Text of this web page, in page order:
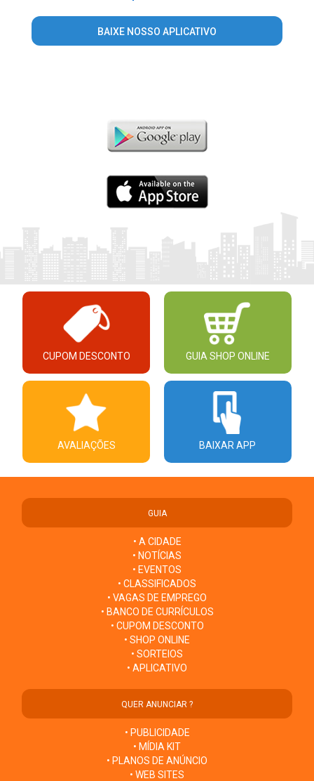
BAIXE NOSSO APLICATIVO
CUPOM DESCONTO GUIA SHOP ONLINE
AVALIAÇÕES BAIXAR APP
GUIA
• A CIDADE
• NOTÍCIAS
• EVENTOS
• CLASSIFICADOS
• VAGAS DE EMPREGO
• BANCO DE CURRÍCULOS
• CUPOM DESCONTO
• SHOP ONLINE
• SORTEIOS
• APLICATIVO
QUER ANUNCIAR ?
• PUBLICIDADE
• MÍDIA KIT
• PLANOS DE ANÚNCIO
• WEB SITES